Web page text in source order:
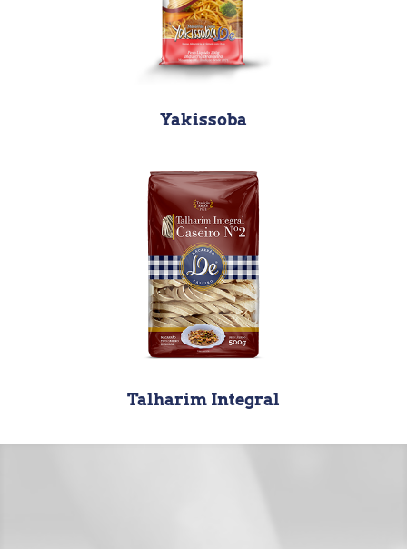
Yakissoba
Talharim Integral